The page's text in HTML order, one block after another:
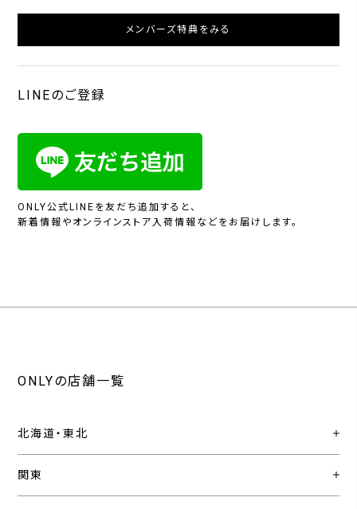
メンバーズ特典をみる
LINEのご登録
ONLY公式LINEを友だち追加すると、
新着情報やオンラインストア入荷情報などをお届けします。
ONLYの店舗一覧
北海道・東北
関東